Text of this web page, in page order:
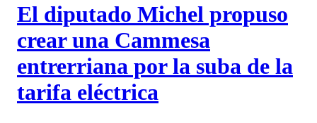
El diputado Michel propuso
crear una Cammesa
entrerriana por la suba de la
tarifa eléctrica